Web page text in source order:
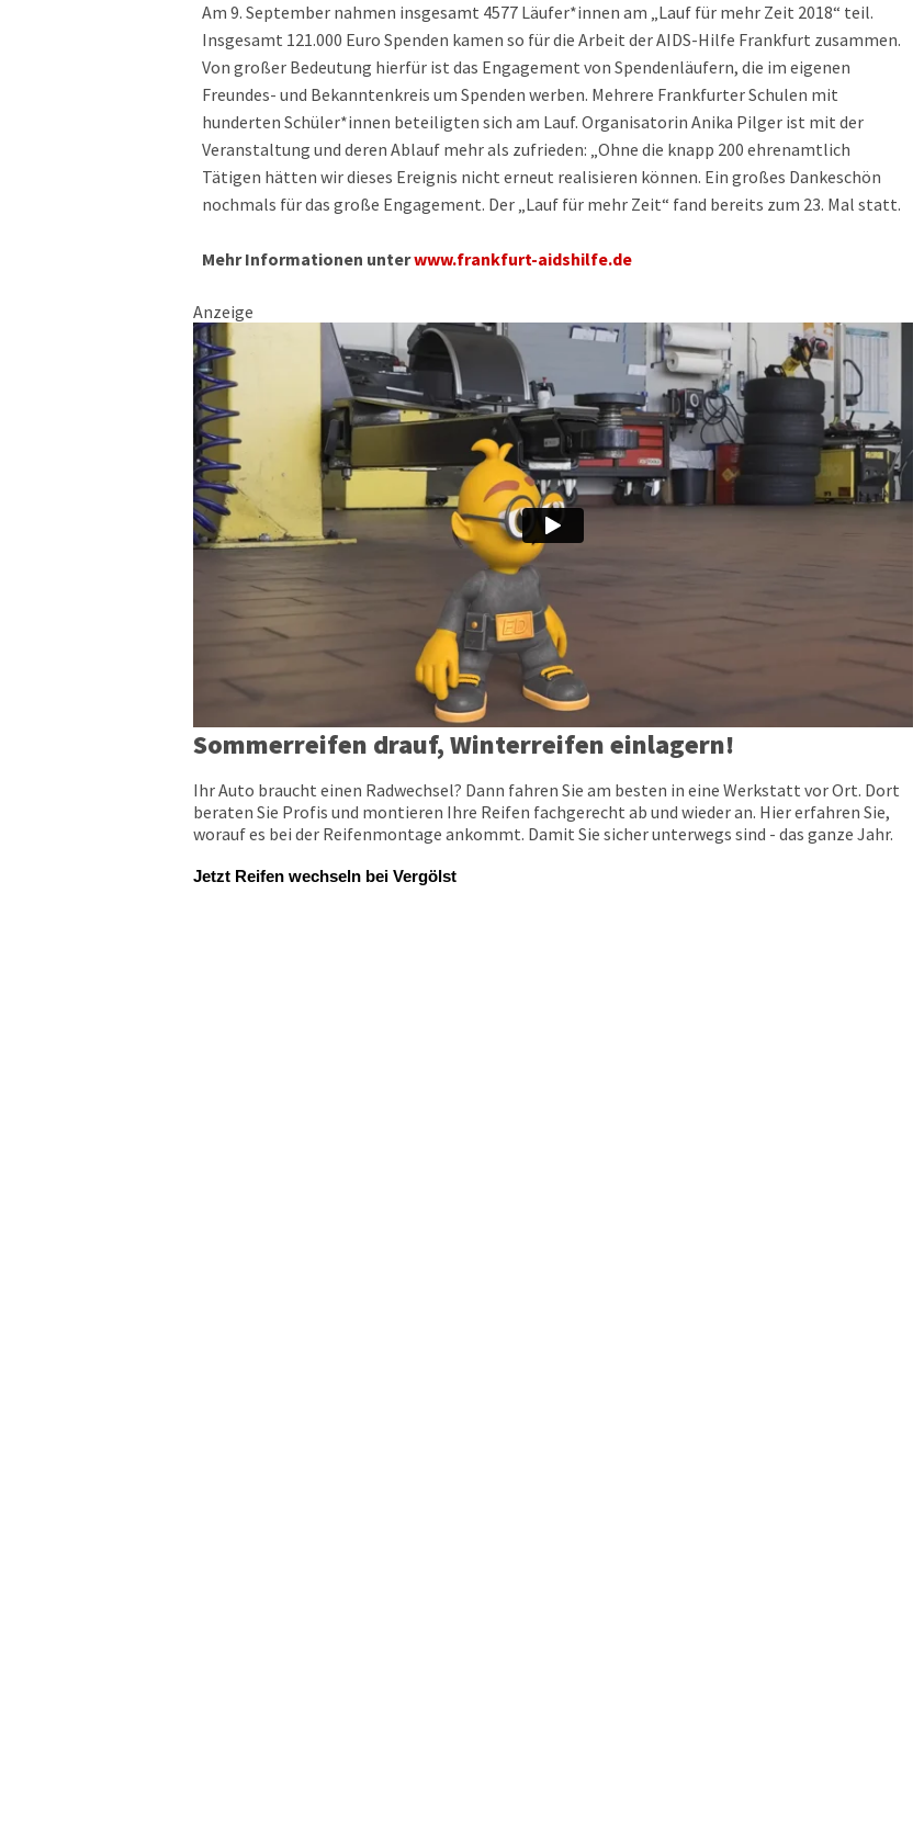
Am 9. September nahmen insgesamt 4577 Läufer*innen am „Lauf für mehr Zeit 2018“ teil.
Insgesamt 121.000 Euro Spenden kamen so für die Arbeit der AIDS-Hilfe Frankfurt zusammen.
Von großer Bedeutung hierfür ist das Engagement von Spendenläufern, die im eigenen
Freundes- und Bekanntenkreis um Spenden werben. Mehrere Frankfurter Schulen mit
hunderten Schüler*innen beteiligten sich am Lauf. Organisatorin Anika Pilger ist mit der
Veranstaltung und deren Ablauf mehr als zufrieden: „Ohne die knapp 200 ehrenamtlich
Tätigen hätten wir dieses Ereignis nicht erneut realisieren können. Ein großes Dankeschön
nochmals für das große Engagement. Der „Lauf für mehr Zeit“ fand bereits zum 23. Mal statt.
Mehr Informationen unterwww.frankfurt-aidshilfe.de
Anzeige
Sommerreifen drauf, Winterreifen einlagern!
Ihr Auto braucht einen Radwechsel? Dann fahren Sie am besten in eine Werkstatt vor Ort. Dort
beraten Sie Profis und montieren Ihre Reifen fachgerecht ab und wieder an. Hier erfahren Sie,
worauf es bei der Reifenmontage ankommt. Damit Sie sicher unterwegs sind - das ganze Jahr.
Jetzt Reifen wechseln bei Vergölst